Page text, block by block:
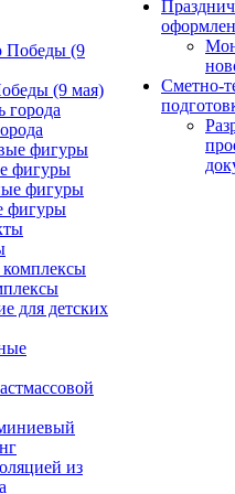
(9 мая)
фигуры
фигуры
комплексы
для детских
из
Сметно-